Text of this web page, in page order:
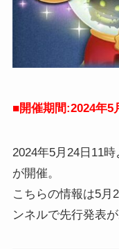
■開催期間:2024年5
2024年5月24日11
が開催。
こちらの情報は5月
ンネルで先行発表が